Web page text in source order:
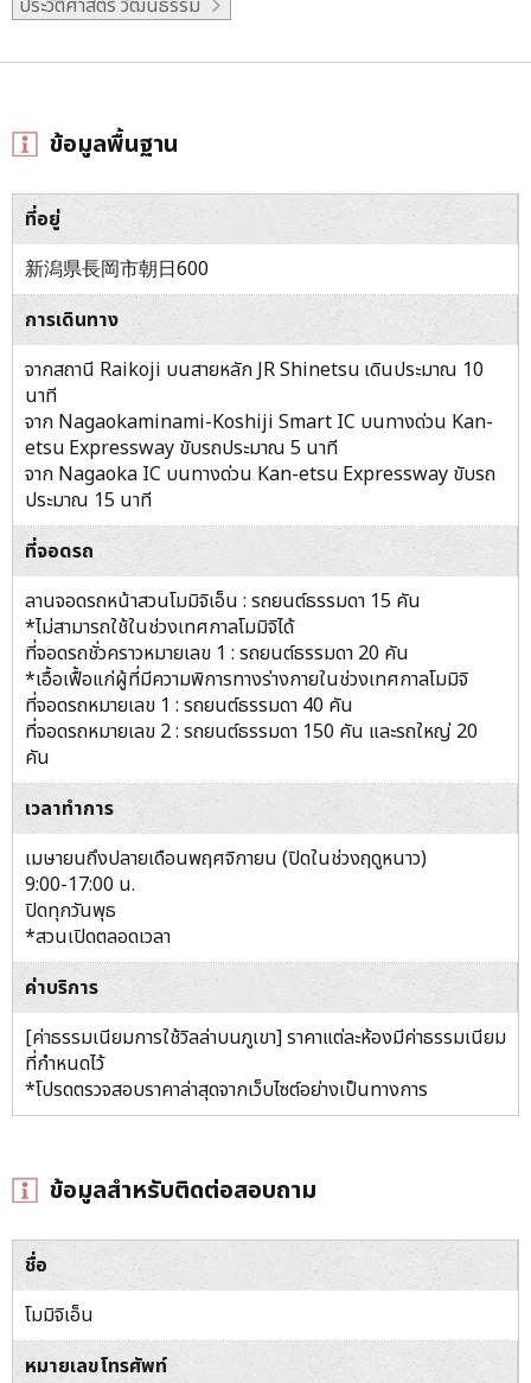
ประวัติศาสตร์ วัฒนธรรม
ข้อมูลพื้นฐาน
ที่อยู่
新潟県長岡市朝日600
การเดินทาง
จากสถานี Raikoji บนสายหลัก JR Shinetsu เดินประมาณ 10
นาที
จาก Nagaokaminami-Koshiji Smart IC บนทางด่วน Kan-
etsu Expressway ขับรถประมาณ 5 นาที
จาก Nagaoka IC บนทางด่วน Kan-etsu Expressway ขับรถ
ประมาณ 15 นาที
ที่จอดรถ
ลานจอดรถหน้าสวนโมมิจิเอ็น : รถยนต์ธรรมดา 15 คัน
*ไม่สามารถใช้ในช่วงเทศกาลโมมิจิได้
ที่จอดรถชั่วคราวหมายเลข 1 : รถยนต์ธรรมดา 20 คัน
*เอื้อเฟื้อแก่ผู้ที่มีความพิการทางร่างกายในช่วงเทศกาลโมมิจิ
ที่จอดรถหมายเลข 1 : รถยนต์ธรรมดา 40 คัน
ที่จอดรถหมายเลข 2 : รถยนต์ธรรมดา 150 คัน และรถใหญ่ 20
คัน
เวลาทำการ
เมษายนถึงปลายเดือนพฤศจิกายน (ปิดในช่วงฤดูหนาว)
9:00-17:00 น.
ปิดทุกวันพุธ
*สวนเปิดตลอดเวลา
ค่าบริการ
[ค่าธรรมเนียมการใช้วิลล่าบนภูเขา] ราคาแต่ละห้องมีค่าธรรมเนียม
ที่กำหนดไว้
*โปรดตรวจสอบราคาล่าสุดจากเว็บไซต์อย่างเป็นทางการ
ข้อมูลสำหรับติดต่อสอบถาม
ชื่อ
โมมิจิเอ็น
หมายเลขโทรศัพท์